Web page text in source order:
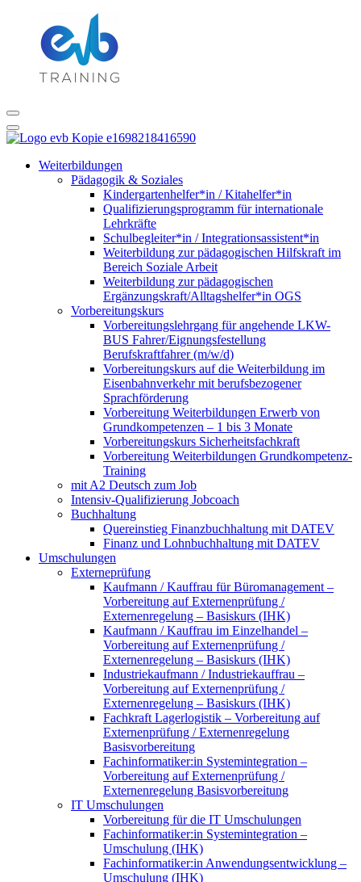
Weiterbildungen
Pädagogik & Soziales
Kindergartenhelfer*in / Kitahelfer*in
Qualifizierungsprogramm für internationale
Lehrkräfte
Schulbegleiter*in / Integrationsassistent*in
Weiterbildung zur pädagogischen Hilfskraft im
Bereich Soziale Arbeit
Weiterbildung zur pädagogischen
Ergänzungskraft/Alltagshelfer*in OGS
Vorbereitungskurs
Vorbereitungslehrgang für angehende LKW-
BUS Fahrer/Eignungsfestellung
Berufskraftfahrer (m/w/d)
Vorbereitungskurs auf die Weiterbildung im
Eisenbahnverkehr mit berufsbezogener
Sprachförderung
Vorbereitung Weiterbildungen Erwerb von
Grundkompetenzen – 1 bis 3 Monate
Vorbereitungskurs Sicherheitsfachkraft
Vorbereitung Weiterbildungen Grundkompetenz-
Training
mit A2 Deutsch zum Job
Intensiv-Qualifizierung Jobcoach
Buchhaltung
Quereinstieg Finanzbuchhaltung mit DATEV
Finanz und Lohnbuchhaltung mit DATEV
Umschulungen
Externeprüfung
Kaufmann / Kauffrau für Büromanagement –
Vorbereitung auf Externenprüfung /
Externenregelung – Basiskurs (IHK)
Kaufmann / Kauffrau im Einzelhandel –
Vorbereitung auf Externenprüfung /
Externenregelung – Basiskurs (IHK)
Industriekaufmann / Industriekauffrau –
Vorbereitung auf Externenprüfung /
Externenregelung – Basiskurs (IHK)
Fachkraft Lagerlogistik – Vorbereitung auf
Externenprüfung / Externenregelung
Basisvorbereitung
Fachinformatiker:in Systemintegration –
Vorbereitung auf Externenprüfung /
Externenregelung Basisvorbereitung
IT Umschulungen
Vorbereitung für die IT Umschulungen
Fachinformatiker:in Systemintegration –
Umschulung (IHK)
Fachinformatiker:in Anwendungsentwicklung –
Umschulung (IHK)